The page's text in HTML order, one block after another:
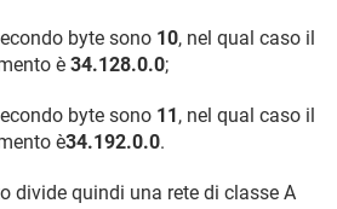
byte sono 10, nel qual caso il
è 34.128.0.0;
byte sono 11, nel qual caso il
è34.192.0.0.
divide quindi una rete di classe A